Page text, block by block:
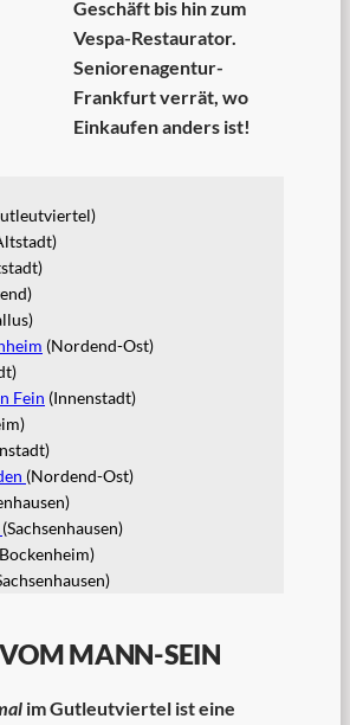
Geschäft bis hin zum
Vespa-Restaurator.
Seniorenagentur-
Frankfurt verrät, wo
Einkaufen anders ist!
(Nordend-Ost)
Fein (Innenstadt)
(Nordend-Ost)
(Sachsenhausen)
MANN-SEIN
im Gutleutviertel ist eine